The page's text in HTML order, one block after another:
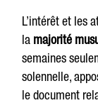
L’intérêt et les
la majorité
semaines
solennelle,
le document